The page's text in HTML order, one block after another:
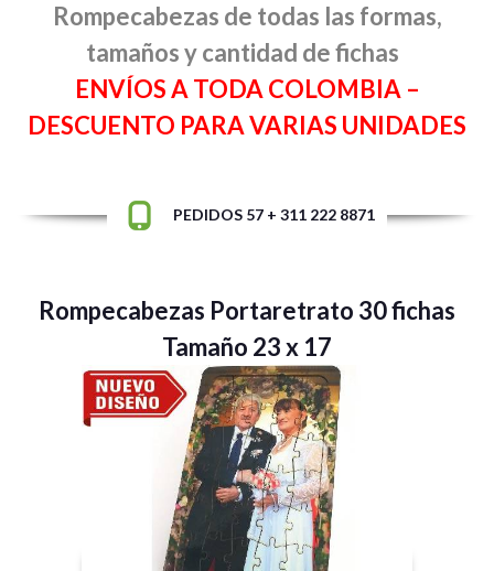
Rompecabezas de todas las formas,
tamaños y cantidad de fichas
ENVÍOS A TODA COLOMBIA –
DESCUENTO PARA VARIAS UNIDADES
PEDIDOS 57 + 311 222 8871
Rompecabezas Portaretrato 30 fichas
Tamaño 23 x 17